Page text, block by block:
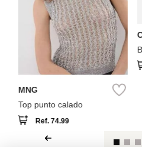
MNG
Top punto calado
Ref.74.99